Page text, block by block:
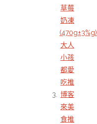
草莓
奶凍
(470g±3%g)
大人
小孩
都愛
吃推
博客
來美
食推